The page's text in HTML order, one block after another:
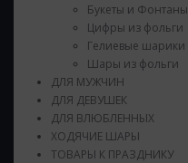
Букеты и Фонтаны
Цифры из фольги
Гелиевые шарики
Шары из фольги
ДЛЯ МУЖЧИН
ДЛЯ ДЕВУШЕК
ДЛЯ ВЛЮБЛЕННЫХ
ХОДЯЧИЕ ШАРЫ
ТОВАРЫ К ПРАЗДНИКУ